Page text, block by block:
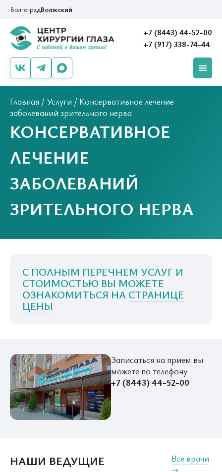
ВолгоградВолжский
+7 (8443) 44-52-00
+7 (917) 338-74-44
Главная / Услуги / Консервативное лечение
заболеваний зрительного нерва
КОНСЕРВАТИВНОЕ
ЛЕЧЕНИЕ
ЗАБОЛЕВАНИЙ
ЗРИТЕЛЬНОГО НЕРВА
С ПОЛНЫМ ПЕРЕЧНЕМ УСЛУГ И
СТОИМОСТЬЮ ВЫ МОЖЕТЕ
ОЗНАКОМИТЬСЯ НА СТРАНИЦЕ
ЦЕНЫ
Записаться на прием вы
можете по телефону
+7 (8443) 44-52-00
НАШИ ВЕДУЩИЕ
Все врачи